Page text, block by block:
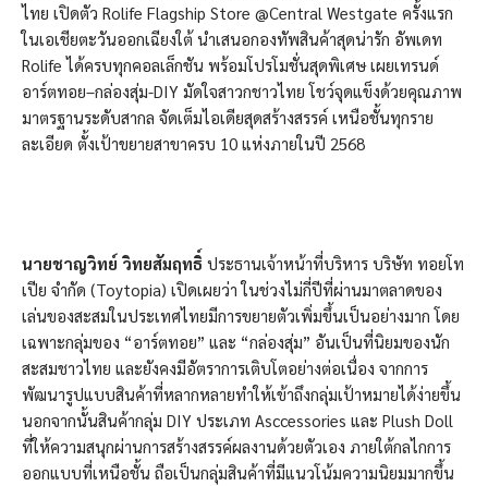
ไทย เปิดตัว Rolife Flagship Store @Central Westgate ครั้งแรก
ในเอเชียตะวันออกเฉียงใต้ นำเสนอกองทัพสินค้าสุดน่ารัก อัพเดท
Rolife ได้ครบทุกคอลเล็กชัน พร้อมโปรโมชั่นสุดพิเศษ เผยเทรนด์
อาร์ตทอย–กล่องสุ่ม-DIY มัดใจสาวกชาวไทย โชว์จุดแข็งด้วยคุณภาพ
มาตรฐานระดับสากล จัดเต็มไอเดียสุดสร้างสรรค์ เหนือชั้นทุกราย
ละเอียด ตั้งเป้าขยายสาขาครบ 10 แห่งภายในปี 2568
นายชาญวิทย์ วิทยสัมฤทธิ์ ประธานเจ้าหน้าที่บริหาร บริษัท ทอยโท
เปีย จำกัด (Toytopia) เปิดเผยว่า ในช่วงไม่กี่ปีที่ผ่านมาตลาดของ
เล่นของสะสมในประเทศไทยมีการขยายตัวเพิ่มขึ้นเป็นอย่างมาก โดย
เฉพาะกลุ่มของ “อาร์ตทอย” และ “กล่องสุ่ม” อันเป็นที่นิยมของนัก
สะสมชาวไทย และยังคงมีอัตราการเติบโตอย่างต่อเนื่อง จากการ
พัฒนารูปแบบสินค้าที่หลากหลายทำให้เข้าถึงกลุ่มเป้าหมายได้ง่ายขึ้น
นอกจากนั้นสินค้ากลุ่ม DIY ประเภท Asccessories และ Plush Doll
ที่ให้ความสนุกผ่านการสร้างสรรค์ผลงานด้วยตัวเอง ภายใต้กลไกการ
ออกแบบที่เหนือชั้น ถือเป็นกลุ่มสินค้าที่มีแนวโน้มความนิยมมากขึ้น